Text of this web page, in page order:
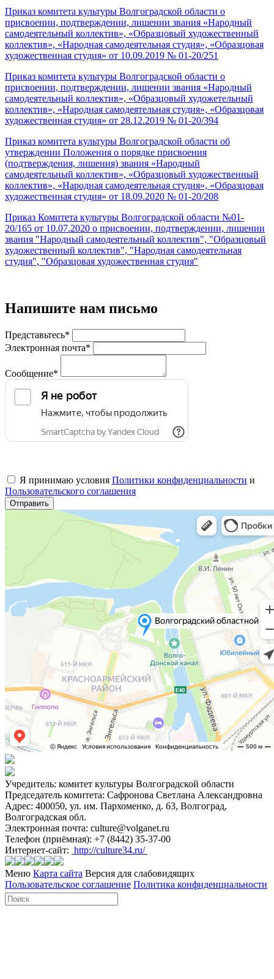
Приказ комитета культуры Волгоградской области о
присвоении, подтверждении, лишении звания «Народный
самодеятельный коллектив», «Образцовый художественный
коллектив», «Народная самодеятельная студия», «Образцовая
художественная студия» от 10.09.2019 № 01-20/251
Приказ комитета культуры Волгоградской области о
присвоении, подтверждении, лишении звания «Народный
самодеятельный коллектив», «Образцовый художетельный
коллектив», «Народная самодеятельная студия», «Образцовая
художественная студия» от 28.12.2019 № 01-20/394
Приказ комитета культуры Волгоградской области об
утверждении Положения о порядке присвоения
(подтверждения, лишения) звания «Народный
самодеятельный коллектив», «Образцовый художественный
коллектив», «Народная самодеятельная студия», «Образцовая
художественная студия» от 18.09.2020 № 01-20/208
Приказ Комитета культуры Волгоградской области №01-
20/165 от 10.07.2020 о присвоении, подтверждении, лишении
звания "Народный самодеятельный коллектив", "Образцовый
художественный коллектив", "Народная самодеятельная
студия", "Образцовая художественная студия"
Напишите нам письмо
Представьтесь*
Электронная почта*
Сообщение*
Я принимаю условия Политики конфиденциальности и
Пользовательского соглашения
Отправить
Учредитель: комитет культуры Волгоградской области
Председатель комитета: Сафронова Светлана Александровна
Адрес: 400050, ул. им. Пархоменко, д. 63, Волгоград,
Волгоградская обл.
Электронная почта: culture@volganet.ru
Телефон (приёмная): +7 (8442) 35-37-00
Интернет-сайт: http://culture34.ru/
Меню Карта сайта Версия для слабовидящих
Пользовательское соглашение Политика конфиденциальности